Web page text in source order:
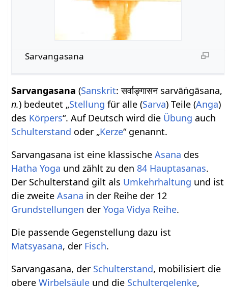
Sarvangasana
Sarvangasana (Sanskrit: सर्वाङ्गासन sarvāṅgāsana,
n.) bedeutet „Stellung für alle (Sarva) Teile (Anga)
des Körpers“. Auf Deutsch wird die Übung auch
Schulterstand oder „Kerze“ genannt.
Sarvangasana ist eine klassischeAsana des
Hatha Yoga und zählt zu den 84 Hauptasanas.
Der Schulterstand gilt als Umkehrhaltung und ist
die zweiteAsana in der Reihe der 12
Grundstellungen derYoga Vidya Reihe.
Die passende Gegenstellung dazu ist
Matsyasana, der Fisch.
Sarvangasana, der Schulterstand, mobilisiert die
obereWirbelsäule und die Schultergelenke,